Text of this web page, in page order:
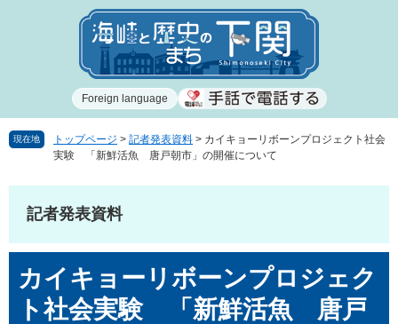
で
ば
Foreign language
現在地 トップページ > 記者発表資料 > カイキョーリボーンプロジェクト社会
実験 「新鮮活魚 唐戸朝市」の開催について
記者発表資料
文カイキョーリボーンプロジェク
ト社会実験 「新鮮活魚 唐戸